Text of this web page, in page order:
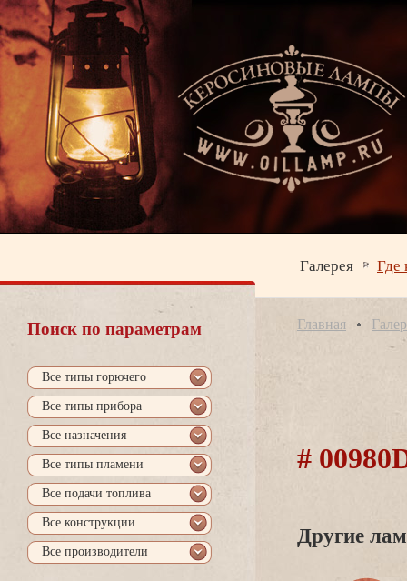
Галерея Где
Поиск по параметрам
се типы горючего
се типы прибора
се назначения
се типы пламени
се подачи топлива
се конструкции
се производители
Главная
#
Другие